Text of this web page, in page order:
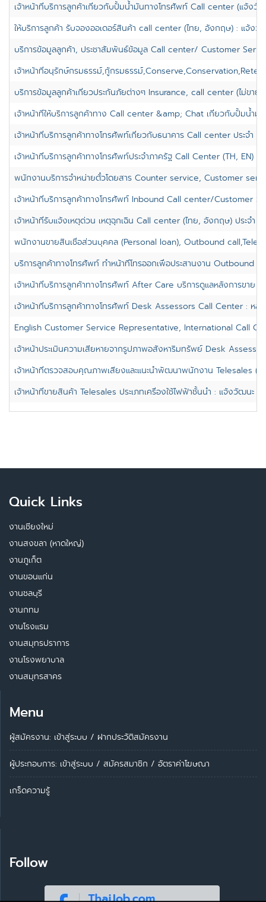
เจ้าหน้าที่บริการลูกค้าเกี่ยวกับปั้มน้ำมันทางโทรศัพท์ Call center (แจ้งวั
ให้บริการลูกค้า รับจองออเดอร์สินค้า call center (ไทย, อังกฤษ) : แจ้งวั
บริการข้อมูลลูกค้า, ประชาสัมพันธ์ข้อมูล Call center/ Customer
เจ้าหน้าที่อนุรักษ์กรมธรรม์,กู้กรมธรรม์
บริการข้อมูลลูกค้าเกี่ยวประกันภัยต่างๆ Insurance, call center (ไม่ขาย
เจ้าหน้าที่ให้บริการลูกค้าทาง Call center &amp; Chat เกี่ยวกับปั้มน้ำมั
เจ้าหน้าที่บริการลูกค้าทางโทรศัพท์เกี่ยวกับธนาคาร Call center ประจำ บ
เจ้าหน้าที่บริการลูกค้าทางโทรศัพท์ประจำภาครัฐ Call Center (TH, EN) ป
พนักงานบริการจำหน่ายตั๋วโดยสาร Counter service, Customer
เจ้าหน้าที่บริการลูกค้าทางโทรศัพท์ Inbound Call center/Customer
เจ้าหน้าที่รับแจ้งเหตุด่วน เหตุฉุกเฉิน Call center (ไทย, อังกฤษ) ประจำ
พนักงานขายสินเชื่อส่วนบุคคล (Personal loan), Outbound
บริการลูกค้าทางโทรศัพท์ ทำหน้าที่โทรออกเพื่อประสานงาน Outbound
เจ้าหน้าที่บริการลูกค้าทางโทรศัพท์ After Care บริการดูแลหลังการขาย :
เจ้าหน้าที่บริการลูกค้าทางโทรศัพท์ Desk Assessors Call Center : หลั
English Customer Service Representative, International Call
เจ้าหน้าประเมินความเสียหายจากรูปภาพอสังหาริมทรัพย์ Desk
เจ้าหน้าที่ตรวจสอบคุณภาพเสียงและแนะนำพัฒนาพนักงาน Telesales
เจ้าหน้าที่ขายสินค้า Telesales ประเภทเครื่องใช้ไฟฟ้าชั้นนำ : แจ้งวัฒนะ
Quick Links
งานเชียงใหม่
งานสงขลา (หาดใหญ่)
งานภูเก็ต
งานขอนแก่น
งานชลบุรี
งานกทม
งานโรงแรม
งานสมุทรปราการ
งานโรงพยาบาล
งานสมุทรสาคร
Menu
ผู้สมัครงาน: เข้าสู่ระบบ / ฝากประวัติสมัครงาน
ผู้ประกอบการ: เข้าสู่ระบบ / สมัครสมาชิก / อัตราค่าโฆษณา
เกร็ดความรู้
Follow